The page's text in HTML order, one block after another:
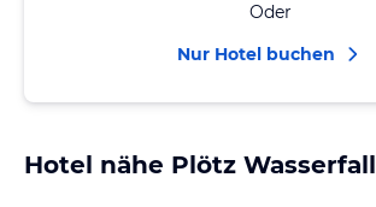
Oder
Nur Hotel buchen
Hotel nähe Plötz Wasserfall